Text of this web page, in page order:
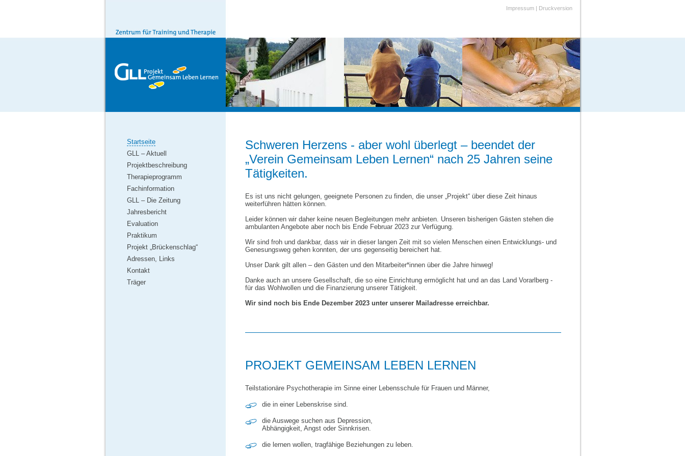
Impressum | Druckversion
Startseite
GLL – Aktuell
Projektbeschreibung
Therapieprogramm
Fachinformation
GLL – Die Zeitung
Jahresbericht
Evaluation
Praktikum
Projekt „Brückenschlag“
Adressen, Links
Kontakt
Träger
Schweren Herzens - aber wohl überlegt – beendet der
„Verein Gemeinsam Leben Lernen“ nach 25 Jahren seine
Tätigkeiten.
Es ist uns nicht gelungen, geeignete Personen zu finden, die unser „Projekt“ über diese Zeit hinaus
weiterführen hätten können.
Leider können wir daher keine neuen Begleitungen mehr anbieten. Unseren bisherigen Gästen stehen die
ambulanten Angebote aber noch bis Ende Februar 2023 zur Verfügung.
Wir sind froh und dankbar, dass wir in dieser langen Zeit mit so vielen Menschen einen Entwicklungs- und
Genesungsweg gehen konnten, der uns gegenseitig bereichert hat.
Unser Dank gilt allen – den Gästen und den Mitarbeiter*innen über die Jahre hinweg!
Danke auch an unsere Gesellschaft, die so eine Einrichtung ermöglicht hat und an das Land Vorarlberg -
für das Wohlwollen und die Finanzierung unserer Tätigkeit.
Wir sind noch bis Ende Dezember 2023 unter unserer Mailadresse erreichbar.
PROJEKT GEMEINSAM LEBEN LERNEN
Teilstationäre Psychotherapie im Sinne einer Lebensschule für Frauen und Männer,
die in einer Lebenskrise sind.
die Auswege suchen aus Depression,
Abhängigkeit, Angst oder Sinnkrisen.
die lernen wollen, tragfähige Beziehungen zu leben.